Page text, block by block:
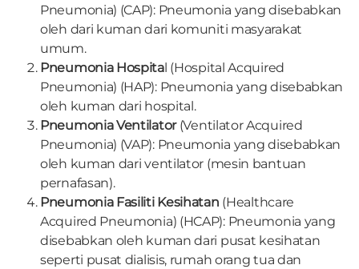
Pneumonia) (CAP): Pneumonia yang disebabkan
oleh dari kuman dari komuniti masyarakat
umum.
Pneumonia Hospital (Hospital Acquired
Pneumonia) (HAP): Pneumonia yang disebabkan
oleh kuman dari hospital.
Pneumonia Ventilator(Ventilator Acquired
Pneumonia) (VAP): Pneumonia yang disebabkan
oleh kuman dari ventilator (mesin bantuan
pernafasan).
Pneumonia Fasiliti Kesihatan (Healthcare
Acquired Pneumonia) (HCAP): Pneumonia yang
disebabkan oleh kuman dari pusat kesihatan
seperti pusat dialisis, rumah orang tua dan